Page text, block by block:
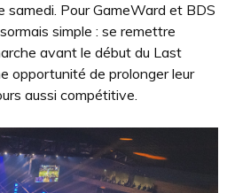
Pour GameWard et BDS
simple : se remettre
avant le début du Last
opportunité de prolonger leur
aussi compétitive.